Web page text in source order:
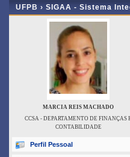
UFPB › SIGAA - Sistema
MARCIA REIS MACHADO
CCSA - DEPARTAMENTO DE FINANÇAS
CONTABILIDADE
Perfil Pessoal